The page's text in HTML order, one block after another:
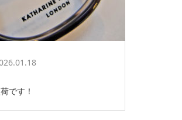
です！